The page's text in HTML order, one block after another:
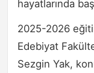
hayatlarında
2025-2026
Edebiyat
Sezgin Yak,